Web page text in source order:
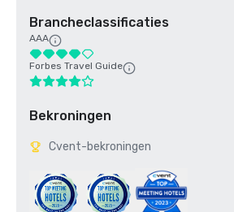
Brancheclassificaties
AAA
Forbes Travel Guide
Bekroningen
Cvent-bekroningen